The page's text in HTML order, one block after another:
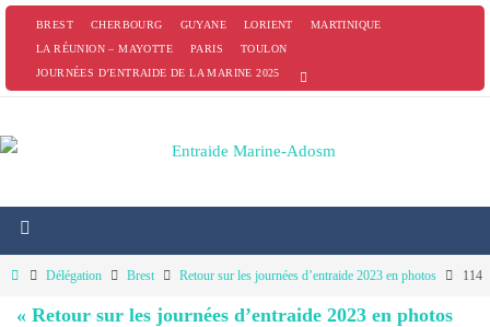
PasserBREST CHERBOURG GUYANE LORIENT
MARTINIQUE
LA RÉUNION – MAYOTTE
PARIS
TOULON
JOURNÉES D’ENTRAIDE DE LA MARINE 2025
HomeDélégation Brest Retour sur les journées d’entraide 2023 en photos 114
« Retour sur les journées d’entraide 2023 en photos